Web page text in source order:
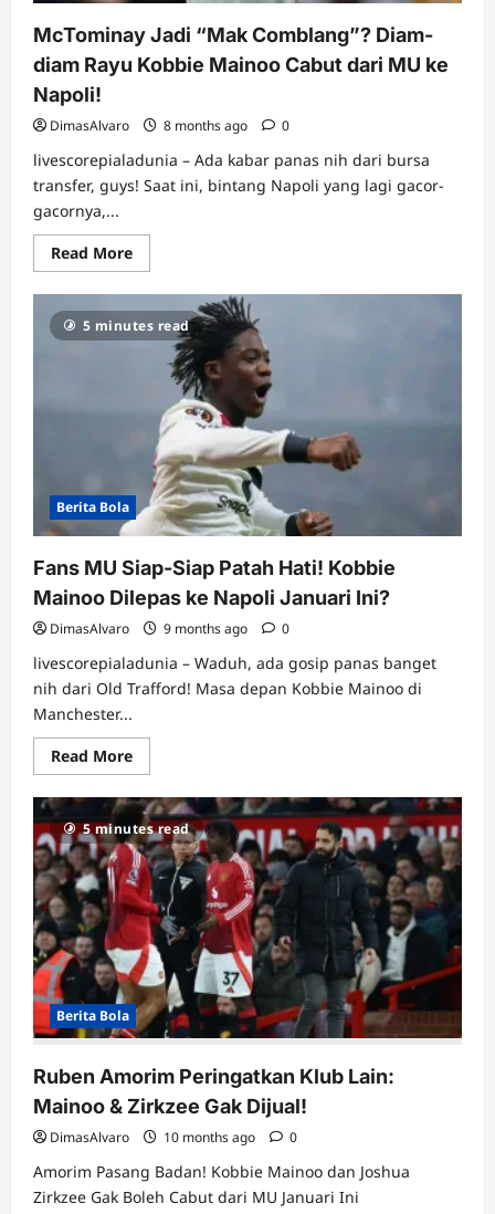
McTominay Jadi “Mak Comblang”? Diam-
diam Rayu Kobbie Mainoo Cabut dari MU ke
Napoli!
DimasAlvaro 8 months ago 0
livescorepialadunia – Ada kabar panas nih dari bursa
transfer, guys! Saat ini, bintang Napoli yang lagi gacor-
gacornya,...
Read MoreRead
more
McTominay
Jadi
“Mak
Comblang”?
Diam-
Kobbie
Mainoo
Cabut
dari
MU
Napoli!
5 minutes read
Berita Bola
Fans MU Siap-Siap Patah Hati! Kobbie
Mainoo Dilepas ke Napoli Januari Ini?
DimasAlvaro 9 months ago 0
livescorepialadunia – Waduh, ada gosip panas banget
nih dari Old Trafford! Masa depan Kobbie Mainoo di
Manchester...
Read MoreRead
more
Fans
MU
Siap-
Siap
Patah
Hati!
Kobbie
Mainoo
Dilepas
ke
Napoli
Januari
Ini?
5 minutes read
Berita Bola
Ruben Amorim Peringatkan Klub Lain:
Mainoo & Zirkzee Gak Dijual!
DimasAlvaro 10 months ago 0
Amorim Pasang Badan! Kobbie Mainoo dan Joshua
Zirkzee Gak Boleh Cabut dari MU Januari Ini